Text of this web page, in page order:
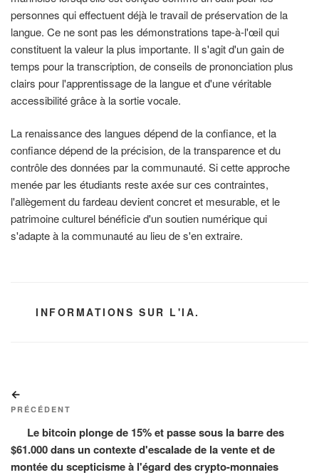
personnes qui effectuent déjà le travail de préservation de la
langue. Ce ne sont pas les démonstrations tape-à-l'œil qui
constituent la valeur la plus importante. Il s'agit d'un gain de
temps pour la transcription, de conseils de prononciation plus
clairs pour l'apprentissage de la langue et d'une véritable
accessibilité grâce à la sortie vocale.
La renaissance des langues dépend de la confiance, et la
confiance dépend de la précision, de la transparence et du
contrôle des données par la communauté. Si cette approche
menée par les étudiants reste axée sur ces contraintes,
l'allègement du fardeau devient concret et mesurable, et le
patrimoine culturel bénéficie d'un soutien numérique qui
s'adapte à la communauté au lieu de s'en extraire.
CATÉGORIES
INFORMATIONS SUR L'IA.
de
l’article
précédent
PRÉCÉDENT
Le bitcoin plonge de 15% et passe sous la barre des
$61.000 dans un contexte d'escalade de la vente et de
montée du scepticisme à l'égard des crypto-monnaies